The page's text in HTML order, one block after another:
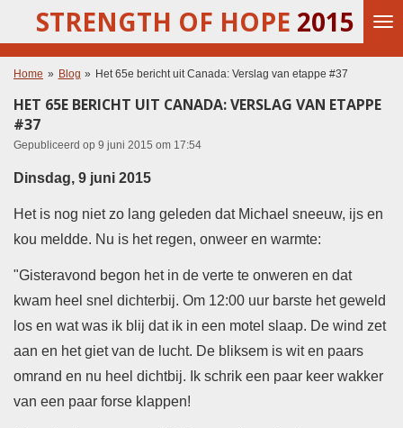
naar
de
STRENGTH OF HOPE 2015
Home » Blog » Het 65e bericht uit Canada: Verslag van etappe #37
HET 65E BERICHT UIT CANADA: VERSLAG VAN ETAPPE
#37
Gepubliceerd op 9 juni 2015 om 17:54
Dinsdag, 9 juni 2015
Het is nog niet zo lang geleden dat Michael sneeuw, ijs en
kou meldde. Nu is het regen, onweer en warmte:
"Gisteravond begon het in de verte te onweren en dat
kwam heel snel dichterbij. Om 12:00 uur barste het geweld
los en wat was ik blij dat ik in een motel slaap. De wind zet
aan en het giet van de lucht. De bliksem is wit en paars
omrand en nu heel dichtbij. Ik schrik een paar keer wakker
van een paar forse klappen!